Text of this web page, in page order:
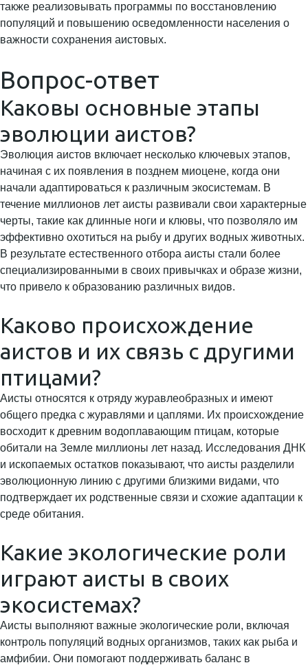
также реализовывать программы по восстановлению
популяций и повышению осведомленности населения о
важности сохранения аистовых.
Вопрос-ответ
Каковы основные этапы
эволюции аистов?
Эволюция аистов включает несколько ключевых этапов,
начиная с их появления в позднем миоцене, когда они
начали адаптироваться к различным экосистемам. В
течение миллионов лет аисты развивали свои характерные
черты, такие как длинные ноги и клювы, что позволяло им
эффективно охотиться на рыбу и других водных животных.
В результате естественного отбора аисты стали более
специализированными в своих привычках и образе жизни,
что привело к образованию различных видов.
Каково происхождение
аистов и их связь с другими
птицами?
Аисты относятся к отряду журавлеобразных и имеют
общего предка с журавлями и цаплями. Их происхождение
восходит к древним водоплавающим птицам, которые
обитали на Земле миллионы лет назад. Исследования ДНК
и ископаемых остатков показывают, что аисты разделили
эволюционную линию с другими близкими видами, что
подтверждает их родственные связи и схожие адаптации к
среде обитания.
Какие экологические роли
играют аисты в своих
экосистемах?
Аисты выполняют важные экологические роли, включая
контроль популяций водных организмов, таких как рыба и
амфибии. Они помогают поддерживать баланс в